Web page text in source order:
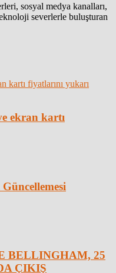
sosyal medya kanalları,
severlerle buluşturan
ekran kartı
BELLINGHAM, 25
ÇIKIŞ